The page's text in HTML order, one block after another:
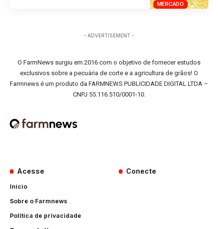
MERCADO
- ADVERTISEMENT -
O FarmNews surgiu em 2016 com o objetivo de fornecer estudos
exclusivos sobre a pecuária de corte e a agricultura de grãos! O
Farmnews é um produto da FARMNEWS PUBLICIDADE DIGITAL LTDA –
CNPJ 55.116.510/0001-10.
Acesse
Início
Sobre o Farmnews
Política de privacidade
Conecte